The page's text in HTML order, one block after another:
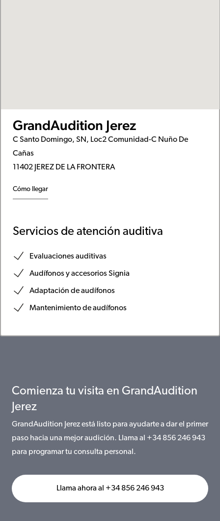
GrandAudition Jerez
C Santo Domingo, SN, Loc2 Comunidad-C Nuño De
Cañas
11402 JEREZ DE LA FRONTERA
Cómo llegar
Servicios de atención auditiva
Evaluaciones auditivas
Audífonos y accesorios Signia
Adaptación de audífonos
Mantenimiento de audífonos
Comienza tu visita en GrandAudition
Jerez
GrandAudition Jerez está listo para ayudarte a dar el primer
paso hacia una mejor audición. Llama al +34 856 246 943
para programar tu consulta personal.
Llama ahora al +34 856 246 943